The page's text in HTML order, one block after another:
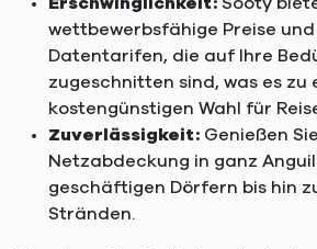
wettbewerbsfähige Preise und
Datentarifen, die auf Ihre
zugeschnitten sind, was es zu
kostengünstigen Wahl für
Zuverlässigkeit: Genießen
Netzabdeckung in ganz
geschäftigen Dörfern bis hin
Stränden.